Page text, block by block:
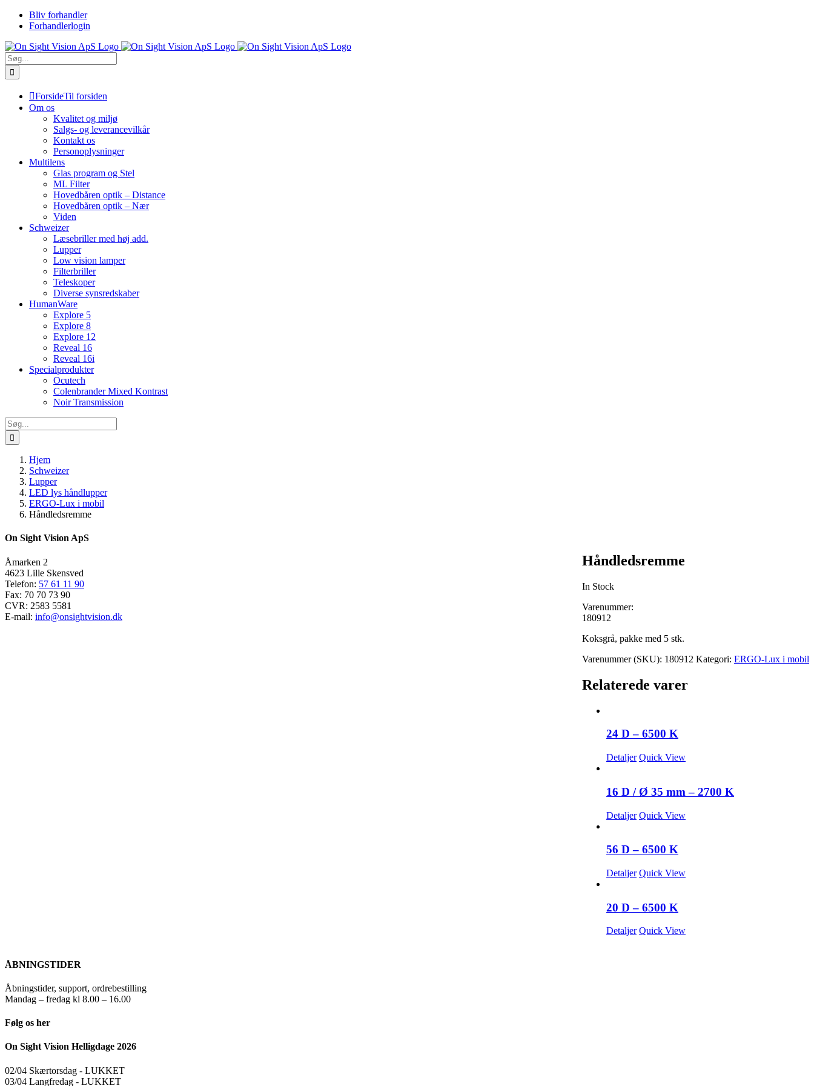
Skip
Bliv forhandler
Forhandlerlogin
Søg
efter:
ForsideTil forsiden
Om os
Kvalitet og miljø
Salgs- og leverancevilkår
Kontakt os
Personoplysninger
Multilens
Glas program og Stel
ML Filter
Hovedbåren optik – Distance
Hovedbåren optik – Nær
Viden
Schweizer
Læsebriller med høj add.
Lupper
Low vision lamper
Filterbriller
Teleskoper
Diverse synsredskaber
HumanWare
Explore 5
Explore 8
Explore 12
Reveal 16
Reveal 16i
Specialprodukter
Ocutech
Colenbrander Mixed Kontrast
Noir Transmission
Søg
efter:
Hjem
Schweizer
Lupper
LED lys håndlupper
ERGO-Lux i mobil
Håndledsremme
Håndledsremme
In Stock
Varenummer:
180912
Koksgrå, pakke med 5 stk.
Varenummer (SKU): 180912 Kategori: ERGO-Lux i mobil
Relaterede varer
24 D – 6500 K
Detaljer Quick View
16 D / Ø 35 mm – 2700 K
Detaljer Quick View
56 D – 6500 K
Detaljer Quick View
20 D – 6500 K
Detaljer Quick View
On Sight Vision ApS
Åmarken 2
4623 Lille Skensved
Telefon: 57 61 11 90
Fax: 70 70 73 90
CVR: 2583 5581
E-mail: info@onsightvision.dk
ÅBNINGSTIDER
Åbningstider, support, ordrebestilling
Mandag – fredag kl 8.00 – 16.00
Følg os her
On Sight Vision Helligdage 2026
02/04 Skærtorsdag ​​- LUKKET
03/04 Langfredag ​​- LUKKET